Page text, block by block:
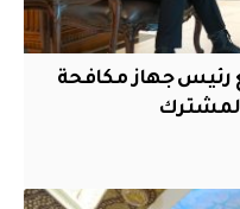
رئيس جهاز مكافحة
المشترك